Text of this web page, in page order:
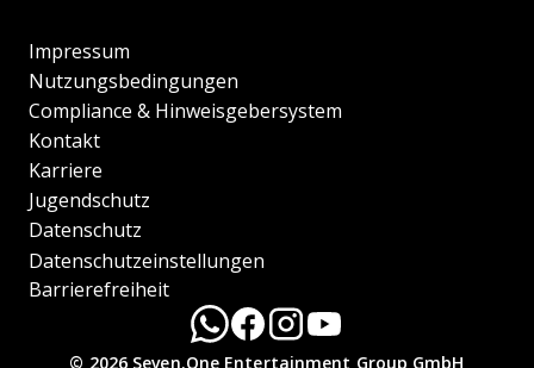
Impressum
Nutzungsbedingungen
Compliance & Hinweisgebersystem
Kontakt
Karriere
Jugendschutz
Datenschutz
Datenschutzeinstellungen
Barrierefreiheit
© 2026 Seven.One Entertainment Group GmbH